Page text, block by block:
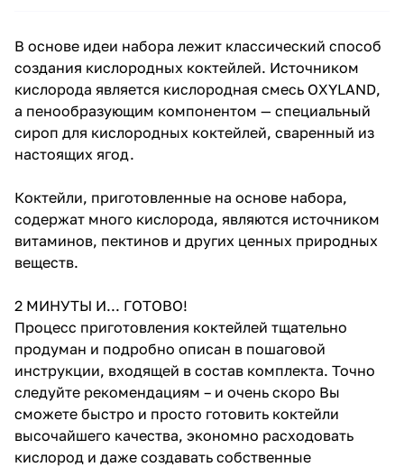
В основе идеи набора лежит классический способ
создания кислородных коктейлей. Источником
кислорода является кислородная смесь OXYLAND,
а пенообразующим компонентом — специальный
сироп для кислородных коктейлей, сваренный из
настоящих ягод.
Коктейли, приготовленные на основе набора,
содержат много кислорода, являются источником
витаминов, пектинов и других ценных природных
веществ.
2 МИНУТЫ И... ГОТОВО!
Процесс приготовления коктейлей тщательно
продуман и подробно описан в пошаговой
инструкции, входящей в состав комплекта. Точно
следуйте рекомендациям – и очень скоро Вы
сможете быстро и просто готовить коктейли
высочайшего качества, экономно расходовать
кислород и даже создавать собственные